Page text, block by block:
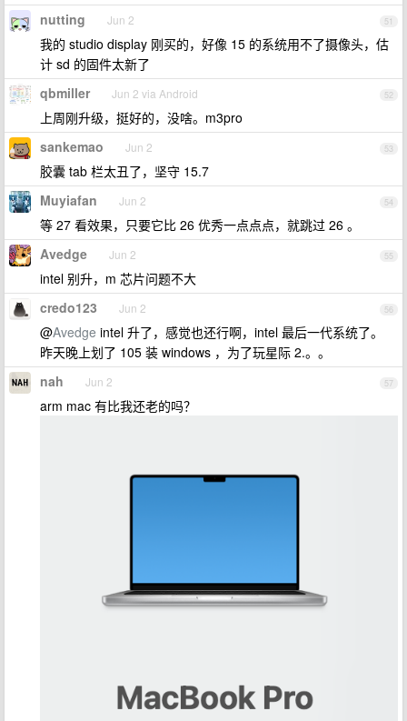
51
nutting Jun 2
我的 studio display 刚买的，好像 15 的系统用不了摄像头，估
计 sd 的固件太新了
52
qbmiller Jun 2 via Android
上周刚升级，挺好的，没啥。m3pro
53
sankemao Jun 2
胶囊 tab 栏太丑了，坚守 15.7
54
Muyiafan Jun 2
等 27 看效果，只要它比 26 优秀一点点点，就跳过 26 。
55
Avedge Jun 2
intel 别升，m 芯片问题不大
56
credo123 Jun 2
@Avedge intel 升了，感觉也还行啊，intel 最后一代系统了。
昨天晚上划了 105 装 windows ，为了玩星际 2.。。
57
nah Jun 2
arm mac 有比我还老的吗？